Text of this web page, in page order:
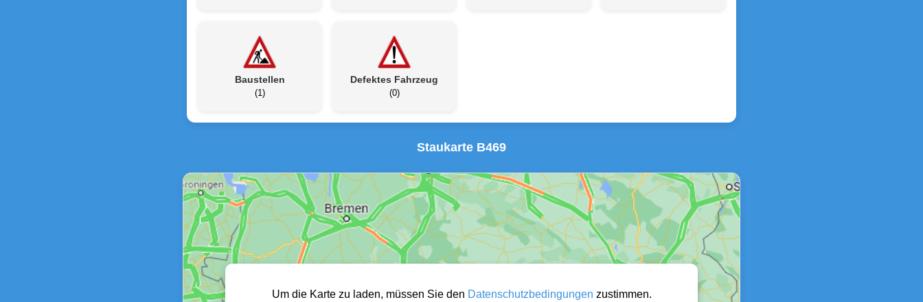
Baustellen
(1)
Defektes Fahrzeug
(0)
Staukarte B469
Um die Karte zu laden, müssen Sie den Datenschutzbedingungen zustimmen.